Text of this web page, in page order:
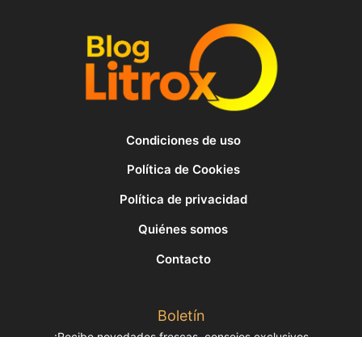
Condiciones de uso
Política de Cookies
Política de privacidad
Quiénes somos
Contacto
Boletín